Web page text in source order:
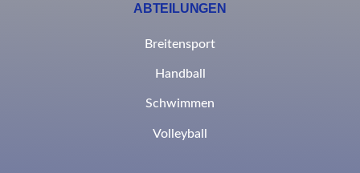
ABTEILUNGEN
Breitensport
Handball
Schwimmen
Volleyball